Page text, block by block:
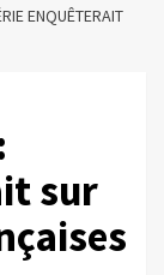
ENQUÊTERAIT
sur